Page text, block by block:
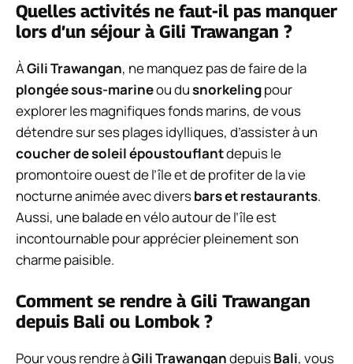
Quelles activités ne faut-il pas manquer
lors d’un séjour à Gili Trawangan ?
ÀGili Trawangan, ne manquez pas de faire de la
plongée sous-marineou dusnorkelingpour
explorer les magnifiques fonds marins, de vous
détendre sur ses plages idylliques, d’assister à un
coucher de soleil époustouflantdepuis le
promontoire ouest de l’île et de profiter de la vie
nocturne animée avec diversbars et restaurants.
Aussi, une balade en vélo autour de l’île est
incontournable pour apprécier pleinement son
charme paisible.
Comment se rendre à Gili Trawangan
depuis Bali ou Lombok ?
Pour vous rendre àGili TrawangandepuisBali, vous